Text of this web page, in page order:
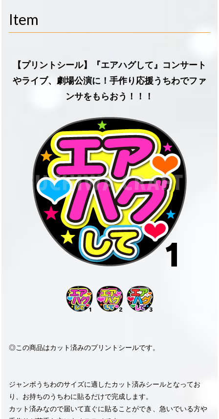
Item
【プリントシール】『エアハグして』コンサート
やライブ、劇場公演に！手作り応援うちわでファ
ンサをもらおう！！！
◎この商品はカット済みのプリントシールです。
ジャンボうちわのサイズに適したカット済みシールとなってお
り、お持ちのうちわに貼るだけで完成します。
カット済みなので届いて直ぐに貼ることができ、急いでいる方や